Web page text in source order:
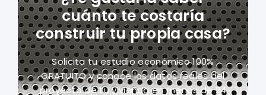
cuánto te costaría
construir tu propia casa?
Solicita tu estudio económico 100%
GRATUITO y conoce los datos reales del
proyectode tu vivienda en menos de 24